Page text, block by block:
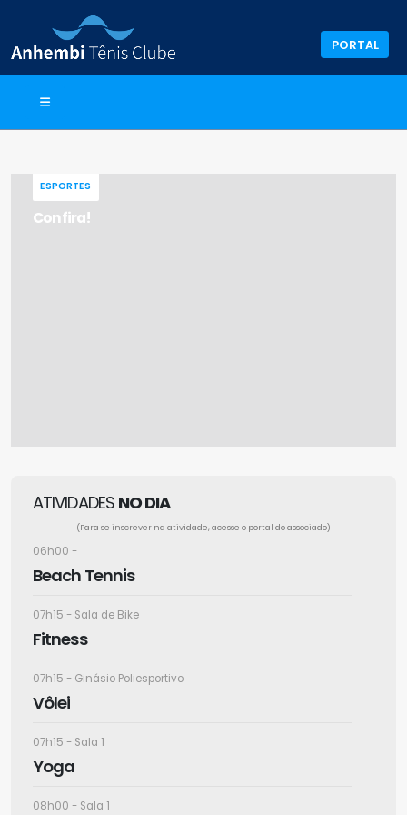
PORTAL
ESPORTES
Confira!
ATIVIDADES NO DIA
(Para se inscrever na atividade, acesse o portal do associado)
06h00 -
Beach Tennis
07h15 - Sala de Bike
Fitness
07h15 - Ginásio Poliesportivo
Vôlei
07h15 - Sala 1
Yoga
08h00 - Sala 1